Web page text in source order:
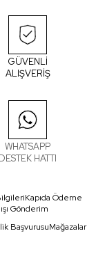
GÜVENLİ
ALIŞVERİŞ
WHATSAPP
DESTEK HATTI
Kapıda Ödeme
Gönderim
BaşvurusuMağazalar